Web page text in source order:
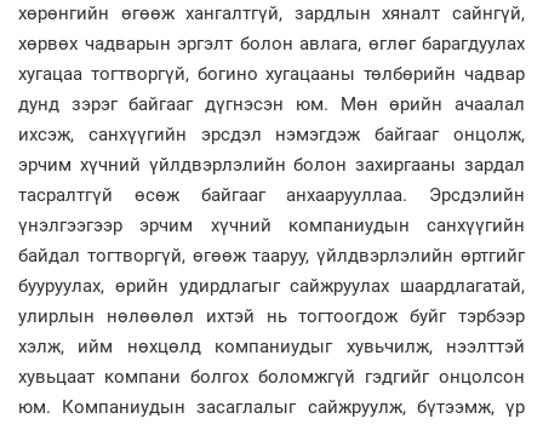
хөрөнгийн өгөөж хангалтгүй, зардлын хяналт сайнгүй,
хөрвөх чадварын эргэлт болон авлага, өглөг барагдуулах
хугацаа тогтворгүй, богино хугацааны төлбөрийн чадвар
дунд зэрэг байгааг дүгнэсэн юм. Мөн өрийн ачаалал
ихсэж, санхүүгийн эрсдэл нэмэгдэж байгааг онцолж,
эрчим хүчний үйлдвэрлэлийн болон захиргааны зардал
тасралтгүй өсөж байгааг анхаарууллаа. Эрсдэлийн
үнэлгээгээр эрчим хүчний компаниудын санхүүгийн
байдал тогтворгүй, өгөөж тааруу, үйлдвэрлэлийн өртгийг
бууруулах, өрийн удирдлагыг сайжруулах шаардлагатай,
улирлын нөлөөлөл ихтэй нь тогтоогдож буйг тэрбээр
хэлж, ийм нөхцөлд компаниудыг хувьчилж, нээлттэй
хувьцаат компани болгох боломжгүй гэдгийг онцолсон
юм. Компаниудын засаглалыг сайжруулж, бүтээмж, үр